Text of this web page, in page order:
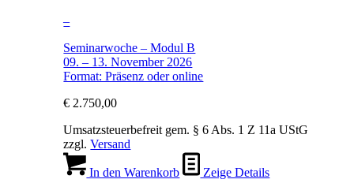
–
Seminarwoche – Modul B
09. – 13. November 2026
Format: Präsenz oder online
€ 2.750,00
Umsatzsteuerbefreit gem. § 6 Abs. 1 Z 11a UStG
zzgl.Versand
In den Warenkorb Zeige Details